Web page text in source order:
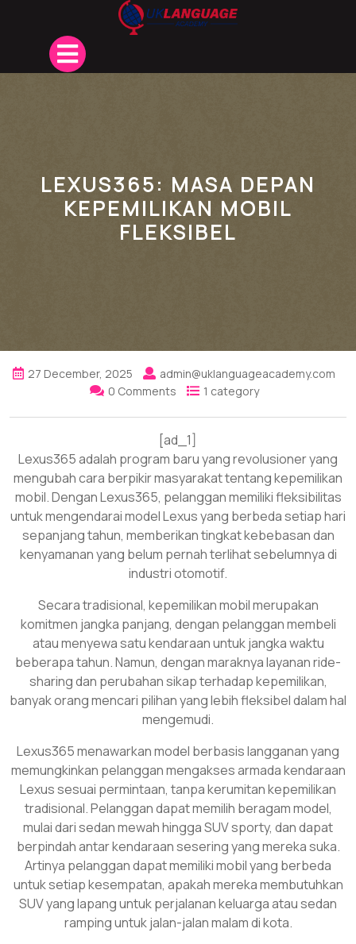
Open
LEXUS365: MASA DEPAN
KEPEMILIKAN MOBIL
FLEKSIBEL
27 December, 2025
admin@uklanguageacademy.com
0 Comments
1 category
[ad_1]
Lexus365 adalah program baru yang revolusioner yang
mengubah cara berpikir masyarakat tentang kepemilikan
mobil. Dengan Lexus365, pelanggan memiliki fleksibilitas
untuk mengendarai model Lexus yang berbeda setiap hari
sepanjang tahun, memberikan tingkat kebebasan dan
kenyamanan yang belum pernah terlihat sebelumnya di
industri otomotif.
Secara tradisional, kepemilikan mobil merupakan
komitmen jangka panjang, dengan pelanggan membeli
atau menyewa satu kendaraan untuk jangka waktu
beberapa tahun. Namun, dengan maraknya layanan ride-
sharing dan perubahan sikap terhadap kepemilikan,
banyak orang mencari pilihan yang lebih fleksibel dalam hal
mengemudi.
Lexus365 menawarkan model berbasis langganan yang
memungkinkan pelanggan mengakses armada kendaraan
Lexus sesuai permintaan, tanpa kerumitan kepemilikan
tradisional. Pelanggan dapat memilih beragam model,
mulai dari sedan mewah hingga SUV sporty, dan dapat
berpindah antar kendaraan sesering yang mereka suka.
Artinya pelanggan dapat memiliki mobil yang berbeda
untuk setiap kesempatan, apakah mereka membutuhkan
SUV yang lapang untuk perjalanan keluarga atau sedan
ramping untuk jalan-jalan malam di kota.